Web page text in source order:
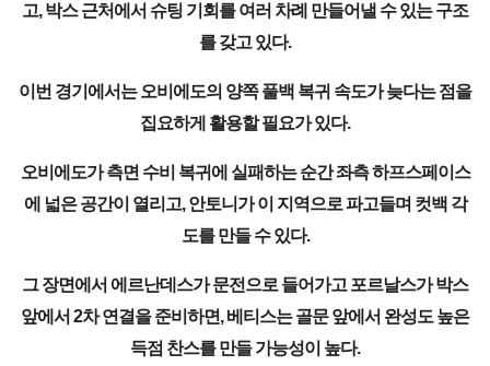
고, 박스 근처에서 슈팅 기회를 여러 차례 만들어낼 수 있는 구조
를 갖고 있다.
이번 경기에서는 오비에도의 양쪽 풀백 복귀 속도가 늦다는 점을
집요하게 활용할 필요가 있다.
오비에도가 측면 수비 복귀에 실패하는 순간 좌측 하프스페이스
에 넓은 공간이 열리고, 안토니가 이 지역으로 파고들며 컷백 각
도를 만들 수 있다.
그 장면에서 에르난데스가 문전으로 들어가고 포르날스가 박스
앞에서 2차 연결을 준비하면, 베티스는 골문 앞에서 완성도 높은
득점 찬스를 만들 가능성이 높다.